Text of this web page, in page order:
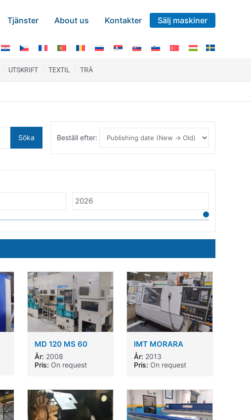
Tjänster About us Kontakter Sälj maskiner
UTSKRIFT TEXTIL TRÄ
Söka Beställ efter:
MD 120 MS 60
Muratec
År: 2008
Pris: On request
IMT MORARA
Quick OD 70
År: 2013
Pris: On request